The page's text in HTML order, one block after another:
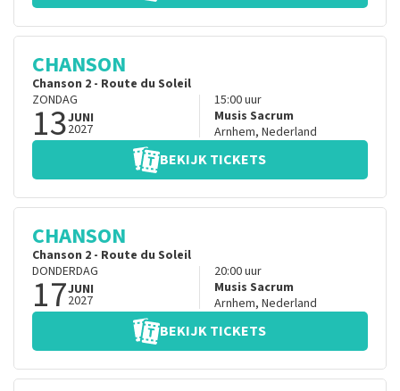
CHANSON
Chanson 2 - Route du Soleil
ZONDAG
13JUNI
2027
15:00uur
Musis Sacrum
Arnhem, Nederland
BEKIJK TICKETS
CHANSON
Chanson 2 - Route du Soleil
DONDERDAG
17JUNI
2027
20:00uur
Musis Sacrum
Arnhem, Nederland
BEKIJK TICKETS